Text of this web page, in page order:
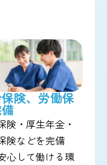
険、労働保
険・厚生年金・
険などを完備
心して働ける環